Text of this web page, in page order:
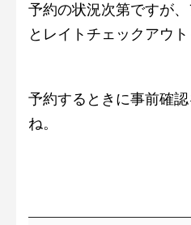
予約の状況次第ですが
とレイトチェックアウト
予約するときに事前確
ね。